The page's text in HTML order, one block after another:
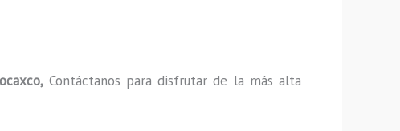
Contáctanos para disfrutar de la más alta